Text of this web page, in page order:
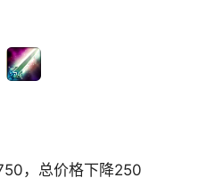
，总价格下降250